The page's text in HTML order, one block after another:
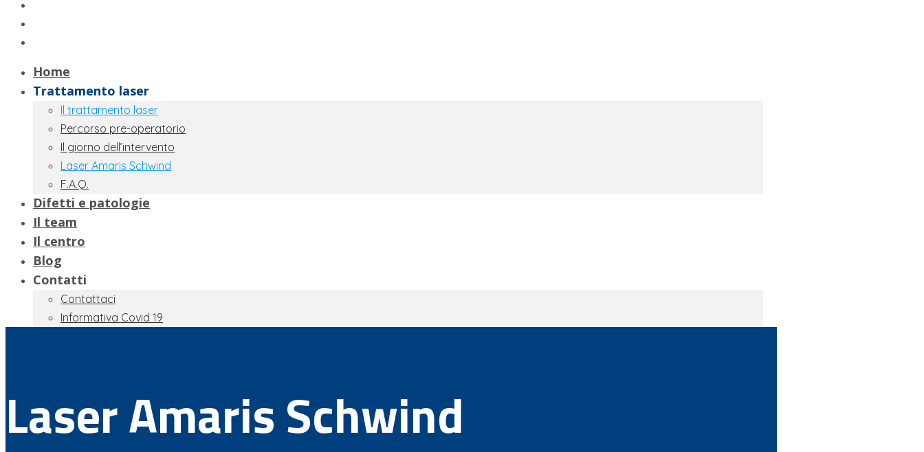
Home
Trattamento laser
Il trattamento laser
Percorso pre-operatorio
Il giorno dell’intervento
Laser Amaris Schwind
F.A.Q.
Difetti e patologie
Il team
Il centro
Blog
Contatti
Contattaci
Informativa Covid 19
Laser Amaris Schwind